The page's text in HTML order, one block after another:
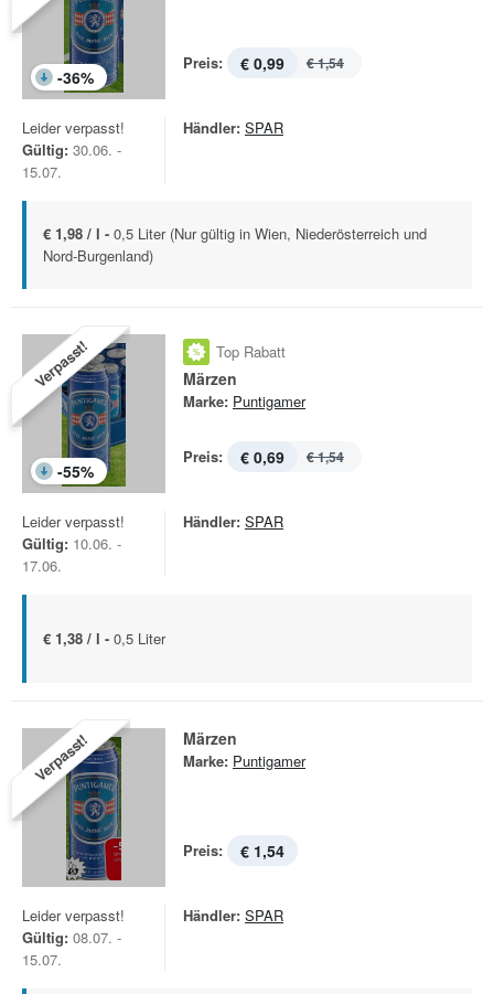
-36%
Preis: € 0,99 € 1,54
Leider verpasst!
Gültig: 30.06. -
15.07.
Händler: SPAR
€ 1,98 / l - 0,5 Liter (Nur gültig in Wien, Niederösterreich und
Nord-Burgenland)
Verpasst!
-55%
Top Rabatt
Märzen
Marke: Puntigamer
Preis: € 0,69 € 1,54
Leider verpasst!
Gültig: 10.06. -
17.06.
Händler: SPAR
€ 1,38 / l - 0,5 Liter
Verpasst! Märzen
Marke: Puntigamer
Preis: € 1,54
Leider verpasst!
Gültig: 08.07. -
15.07.
Händler: SPAR